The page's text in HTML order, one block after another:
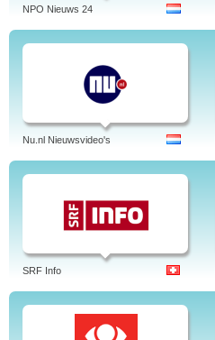
NPO Nieuws 24
Nu.nl Nieuwsvideo's
SRF Info